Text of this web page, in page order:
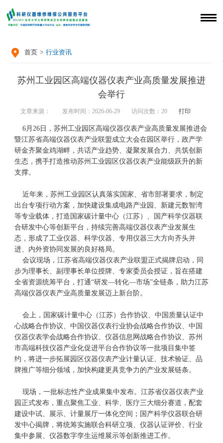
 首页 > 行业资讯
苏州工业园区高端仪器仪表产业高质量发展推进
会举行
文章来源： 发布时间：2026-06-29 访问次数： 20 打印
6月26日，苏州工业园区高端仪器仪表产业高质量发展推进会
暨江苏省高端仪器仪表产业联盟成立大会在园区举行，政产学
研金齐聚金鸡湖畔，共话产业趋势、凝聚发展合力、共筑创新
生态，携手打造推动苏州工业园区仪器仪表产业能级跃升的新
支撑。
近年来，苏州工业园区认真落实国家、省市部署要求，制定
出台专项行动方案，加快建设集成电路产业园、新建元数智湾
等专业载体，打造国家碳计量中心（江苏）、国产科学仪器联
合研发中心等创新平台，持续完善高端仪器仪表产业发展生
态，形成了工业仪器、科学仪器、专用仪器三大方向齐头并
进、内外资协同发展的良好格局。
会议现场，江苏省高端仪器仪表产业联盟正式揭牌启动，同
步为理事长、副理事长单位授牌、专家委员会授证，旨在搭建
全省资源统筹平台，打通“研发—转化—市场”全链条，助力江苏
高端仪器仪表产业高质量发展迈上新台阶。
会上，国家碳计量中心（江苏）合作协议、中国质量认证中
心战略合作协议、中国仪器仪表行业协会战略合作协议、中国
仪器仪表学会战略合作协议、仪器信息网战略合作协议、苏州
市高端科技仪器产业化促进平台合作协议等一批项目集中签
约，将进一步拓展园区仪器仪表产业计量认证、技术验证、品
牌推广等细分领域，加快构建更具竞争力的产业发展链条。
现场，一批标志性产业成果集中发布。江苏省仪器仪表产业
园正式发布，重点聚焦工业、科学、医疗三大细分赛道，配套
建设中试、展示、计量展厅一体化空间；国产科学仪器联合研
发中心揭牌，将统筹实施联合科研立项、仪器认证评价、行业
集中参展、仪器数字孪生运维展示等创新推进工作。